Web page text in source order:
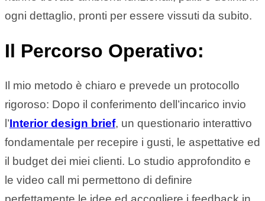
ogni dettaglio, pronti per essere vissuti da subito.
Il Percorso Operativo:
Il mio metodo è chiaro e prevede un protocollo
rigoroso: Dopo il conferimento dell’incarico invio
l’Interior design brief, un questionario interattivo
fondamentale per recepire i gusti, le aspettative ed
il budget dei miei clienti. Lo studio approfondito e
le video call mi permettono di definire